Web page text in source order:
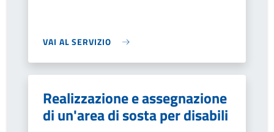
VAI AL SERVIZIO
Realizzazione e assegnazione
di un'area di sosta per disabili